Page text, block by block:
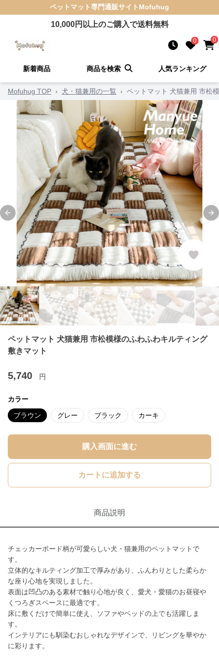
ペットマット専門通販サイト Mofuhug
10,000円以上のご購入で送料無料
0 0
新着商品 商品を検索 人気ランキング
Mofuhug TOP › 犬・猫兼用の一覧 › ペットマット 犬猫兼用 市松
Previous slide
ペットマット 犬猫兼用 市松模様のふわふわキルティング
敷きマット
5,740 円
カラー
ブラウン グレー ブラック カーキ
購入画面に進む
カートに追加する
商品説明
チェッカーボード柄が可愛らしい犬・猫兼用のペットマットで
す。
立体的なキルティング加工で厚みがあり、ふんわりとした柔らか
な座り心地を実現しました。
表面は凹凸のある素材で触り心地が良く、愛犬・愛猫のお昼寝や
くつろぎスペースに最適です。
床に敷くだけで簡単に使え、ソファやベッドの上でも活躍しま
す。
インテリアにも馴染むおしゃれなデザインで、リビングを華やか
に彩ります。